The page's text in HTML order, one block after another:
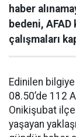
haber
bedeni,
çalışmaları
Edinilen
08.50’de 112
Onikişubat
yaşayan